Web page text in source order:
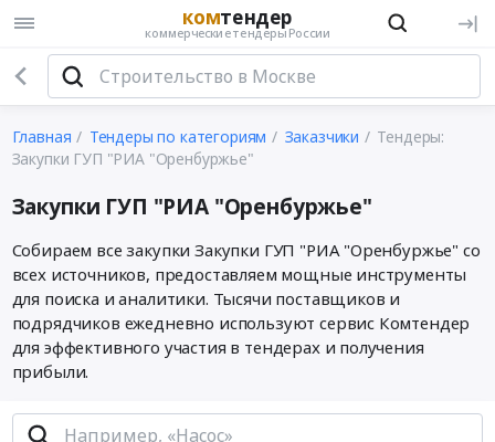
комтендер
коммерческие тендеры России
Главная Тендеры по категориям Заказчики
Тендеры:
Закупки ГУП "РИА "Оренбуржье"
Закупки ГУП "РИА "Оренбуржье"
Собираем все закупки Закупки ГУП "РИА "Оренбуржье" со
всех источников, предоставляем мощные инструменты
для поиска и аналитики. Тысячи поставщиков и
подрядчиков ежедневно используют сервис Комтендер
для эффективного участия в тендерах и получения
прибыли.